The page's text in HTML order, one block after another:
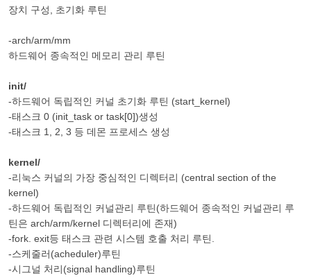
장치 구성, 초기화 루틴
-arch/arm/mm
하드웨어 종속적인 메모리 관리 루틴
init/
-하드웨어 독립적인 커널 초기화 루틴 (start_kernel)
-태스크 0 (init_task or task[0])생성
-태스크 1, 2, 3 등 데몬 프로세스 생성
kernel/
-리눅스 커널의 가장 중심적인 디렉터리 (central section of the
kernel)
-하드웨어 독립적인 커널관리 루틴(하드웨어 종속적인 커널관리 루
틴은 arch/arm/kernel 디렉터리에 존재)
-fork. exit등 태스크 관련 시스템 호출 처리 루틴.
-스케줄러(acheduler)루틴
-시그널 처리(signal handling)루틴